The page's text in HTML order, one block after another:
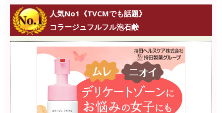
人気No1《TVCMでも話題》
コラージュフルフル泡石鹸